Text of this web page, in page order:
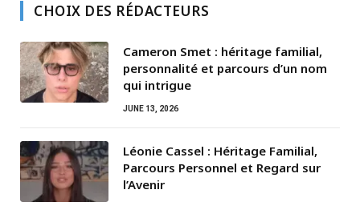
CHOIX DES RÉDACTEURS
Cameron Smet : héritage familial,
personnalité et parcours d’un nom
qui intrigue
JUNE 13, 2026
Léonie Cassel : Héritage Familial,
Parcours Personnel et Regard sur
l’Avenir